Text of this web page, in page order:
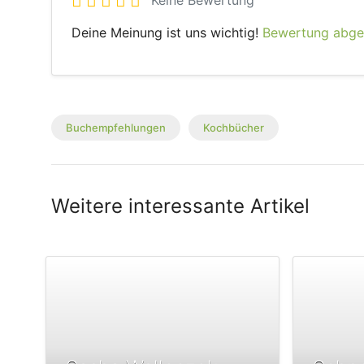
Deine Meinung ist uns wichtig! Bewertung
Buchempfehlungen Kochbücher
Weitere interessante Artikel